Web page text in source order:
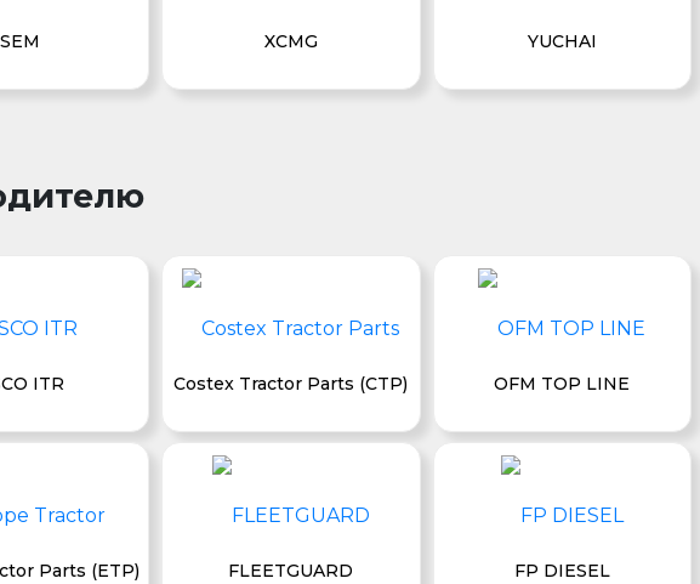
SEM XCMG YUCHAI
ITR Costex Tractor Parts (CTP) OFM TOP LINE
Parts (ETP) FLEETGUARD FP DIESEL